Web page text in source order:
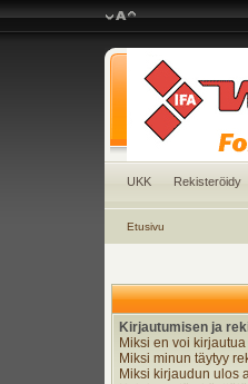
UKK Rekisteröidy
Etusivu
Kirjautumisen ja
Miksi en voi
Miksi minun täytyy
Miksi kirjaudun ulos